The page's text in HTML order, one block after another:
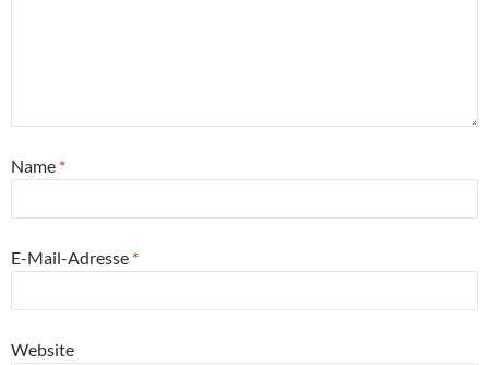
Name *
E-Mail-Adresse *
Website